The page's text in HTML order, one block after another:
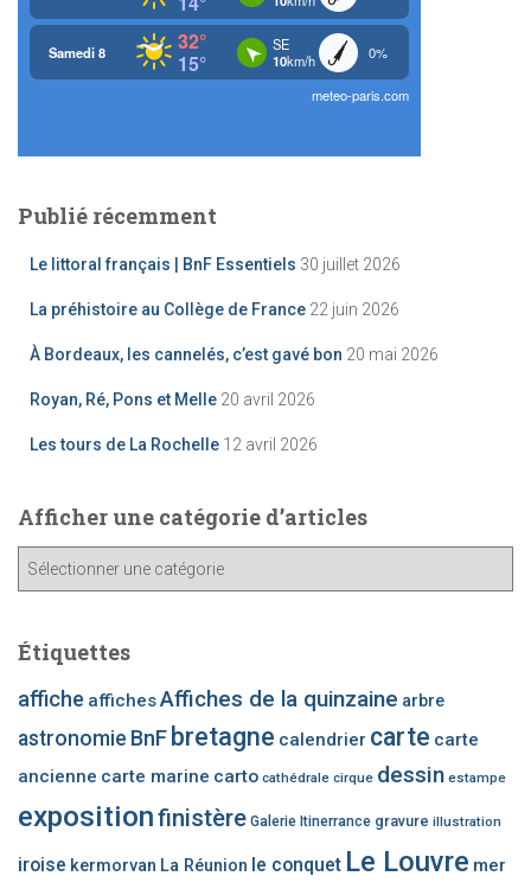
Publié récemment
Le littoral français | BnF Essentiels 30 juillet 2026
La préhistoire au Collège de France 22 juin 2026
À Bordeaux, les cannelés, c’est gavé bon 20 mai 2026
Royan, Ré, Pons et Melle 20 avril 2026
Les tours de La Rochelle 12 avril 2026
Afficher une catégorie d’articles
h
u
c
t
Étiquettes
affiche affichesAffiches de la quinzaine arbre
astronomie BnF bretagne calendrier carte carte
ancienne carte marine carto cathédrale cirque dessin estampe
expositionfinistère Galerie Itinerrance gravure illustration
iroise kermorvan La Réunion le conquet Le Louvre mer